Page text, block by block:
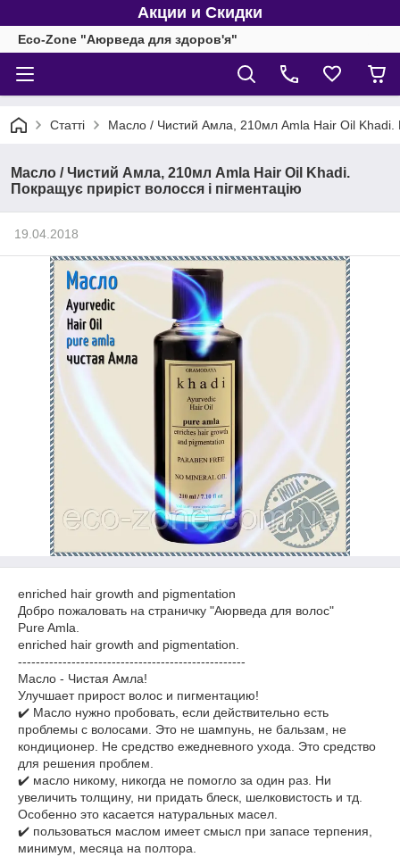
Акции и Скидки
Eco-Zone "Аюрведа для здоров'я"
Статті Масло / Чистий Амла, 210мл Amla Hair Oil Khadi.
Масло / Чистий Амла, 210мл Amla Hair Oil Khadi.
Покращує приріст волосся і пігментацію
19.04.2018
enriched hair growth and pigmentation
Добро пожаловать на страничку "Аюрведа для волос"
Pure Amla.
enriched hair growth and pigmentation.
---------------------------------------------------
Масло - Чистая Амла!
Улучшает прирост волос и пигментацию!
✔️ Масло нужно пробовать, если действительно есть
проблемы с волосами. Это не шампунь, не бальзам, не
кондиционер. Не средство ежедневного ухода. Это средство
для решения проблем.
✔️ масло никому, никогда не помогло за один раз. Ни
увеличить толщину, ни придать блеск, шелковистость и тд.
Особенно это касается натуральных масел.
✔️ пользоваться маслом имеет смысл при запасе терпения,
минимум, месяца на полтора.